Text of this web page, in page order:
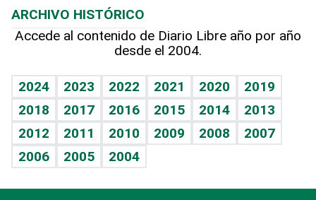
Hablando con el pediatra
Vida y familia
Eñe
Celebrando la vida
Sin complejos
En pocas palabras
Línea de hit
TBT Deportivo
Más firmas
Hecho en casa
Guía del dinero
Cumpleaños
Horóscopos
Crucigramas
ARCHIVO HISTÓRICO
Accede al contenido de Diario Libre año por año
desde el 2004.
2024 2023 2022 2021 2020
2019
2018
2017 2016 2015 2014
2013
2012
2011 2010 2009 2008
2007
2006
2005 2004